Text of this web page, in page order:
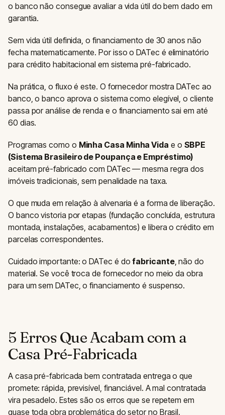
o banco não consegue avaliar a vida útil do bem dado em
garantia.
Sem vida útil definida, o financiamento de 30 anos não
fecha matematicamente. Por isso o DATec é eliminatório
para crédito habitacional em sistema pré-fabricado.
Na prática, o fluxo é este. O fornecedor mostra DATec ao
banco, o banco aprova o sistema como elegível, o cliente
passa por análise de renda e o financiamento sai em até
60 dias.
Programas como o Minha Casa Minha Vida e o SBPE
(Sistema Brasileiro de Poupança e Empréstimo)
aceitam pré-fabricado com DATec — mesma regra dos
imóveis tradicionais, sem penalidade na taxa.
O que muda em relação à alvenaria é a forma de liberação.
O banco vistoria por etapas (fundação concluída, estrutura
montada, instalações, acabamentos) e libera o crédito em
parcelas correspondentes.
Cuidado importante: o DATec é dofabricante, não do
material. Se você troca de fornecedor no meio da obra
para um sem DATec, o financiamento é suspenso.
5 Erros Que Acabam com a
Casa Pré-Fabricada
A casa pré-fabricada bem contratada entrega o que
promete: rápida, previsível, financiável. A mal contratada
vira pesadelo. Estes são os erros que se repetem em
quase toda obra problemática do setor no Brasil.